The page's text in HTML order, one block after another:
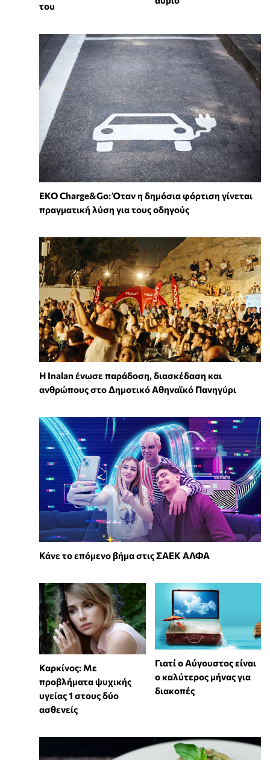
του
EKO Charge&Go: Όταν η δημόσια φόρτιση γίνεται
πραγματική λύση για τους οδηγούς
Η Inalan ένωσε παράδοση, διασκέδαση και
ανθρώπους στο Δημοτικό Αθηναϊκό Πανηγύρι
Κάνε το επόμενο βήμα στις ΣΑΕΚ ΑΛΦΑ
Καρκίνος: Με
προβλήματα ψυχικής
υγείας 1 στους δύο
ασθενείς
Γιατί ο Αύγουστος είναι
ο καλύτερος μήνας για
διακοπές